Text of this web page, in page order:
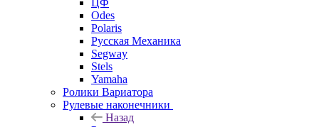
ЦФ
Odes
Polaris
Русская Механика
Segway
Stels
Yamaha
Ролики Вариатора
Рулевые наконечники
Назад